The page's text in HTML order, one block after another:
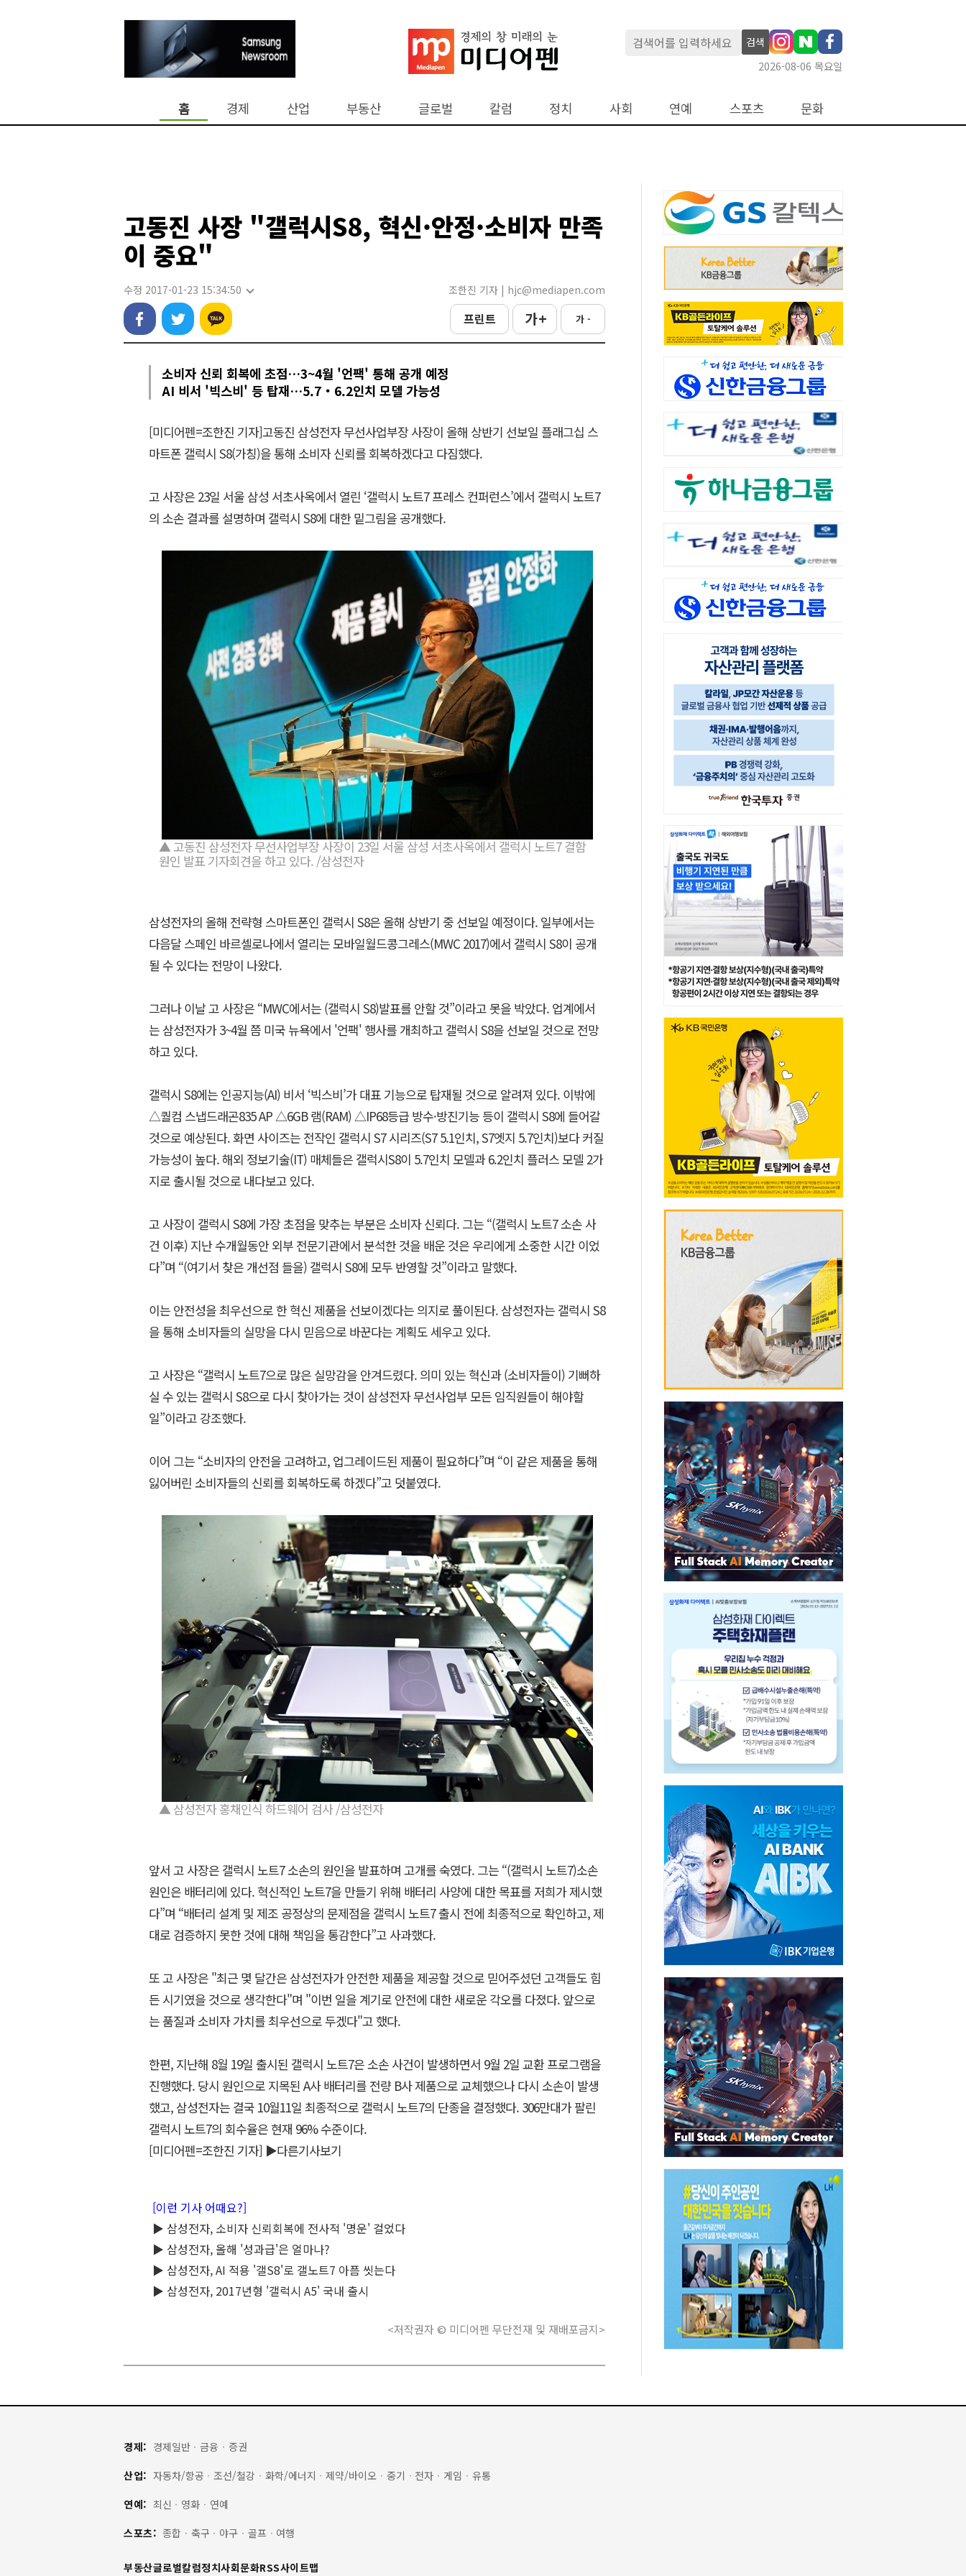
검색
2026-08-06 목요일
홈 경제 산업 부동산 글로벌 칼럼 정치 사회 연예 스포츠 문화
고동진 사장 "갤럭시S8, 혁신·안정·소비자 만족
이 중요"
수정 2017-01-23 15:34:50 조한진 기자 | hjc@mediapen.com
프린트 가 + 가 -
소비자 신뢰 회복에 초점…3~4월 '언팩' 통해 공개 예정
AI 비서 '빅스비' 등 탑재…5.7‧6.2인치 모델 가능성
[미디어펜=조한진 기자]고동진 삼성전자 무선사업부장 사장이 올해 상반기 선보일 플래그십 스
마트폰 갤럭시 S8(가칭)을 통해 소비자 신뢰를 회복하겠다고 다짐했다.
고 사장은 23일 서울 삼성 서초사옥에서 열린 ‘갤럭시 노트7 프레스 컨퍼런스’에서 갤럭시 노트7
의 소손 결과를 설명하며 갤럭시 S8에 대한 밑그림을 공개했다.
▲ 고동진 삼성전자 무선사업부장 사장이 23일 서울 삼성 서초사옥에서 갤럭시 노트7 결함
원인 발표 기자회견을 하고 있다. /삼성전자
삼성전자의 올해 전략형 스마트폰인 갤럭시 S8은 올해 상반기 중 선보일 예정이다. 일부에서는
다음달 스페인 바르셀로나에서 열리는 모바일월드콩그레스(MWC 2017)에서 갤럭시 S8이 공개
될 수 있다는 전망이 나왔다.
그러나 이날 고 사장은 “MWC에서는 (갤럭시 S8)발표를 안할 것”이라고 못을 박았다. 업계에서
는 삼성전자가 3~4월 쯤 미국 뉴욕에서 '언팩' 행사를 개최하고 갤럭시 S8을 선보일 것으로 전망
하고 있다.
갤럭시 S8에는 인공지능(AI) 비서 ‘빅스비’가 대표 기능으로 탑재될 것으로 알려져 있다. 이밖에
△퀄컴 스냅드래곤835 AP △6GB 램(RAM) △IP68등급 방수·방진기능 등이 갤럭시 S8에 들어갈
것으로 예상된다. 화면 사이즈는 전작인 갤럭시 S7 시리즈(S7 5.1인치, S7엣지 5.7인치)보다 커질
가능성이 높다. 해외 정보기술(IT) 매체들은 갤럭시S8이 5.7인치 모델과 6.2인치 플러스 모델 2가
지로 출시될 것으로 내다보고 있다.
고 사장이 갤럭시 S8에 가장 초점을 맞추는 부분은 소비자 신뢰다. 그는 “(갤럭시 노트7 소손 사
건 이후) 지난 수개월동안 외부 전문기관에서 분석한 것을 배운 것은 우리에게 소중한 시간 이었
다”며 “(여기서 찾은 개선점 들을) 갤럭시 S8에 모두 반영할 것”이라고 말했다.
이는 안전성을 최우선으로 한 혁신 제품을 선보이겠다는 의지로 풀이된다. 삼성전자는 갤럭시 S8
을 통해 소비자들의 실망을 다시 믿음으로 바꾼다는 계획도 세우고 있다.
고 사장은 “갤럭시 노트7으로 많은 실망감을 안겨드렸다. 의미 있는 혁신과 (소비자들이) 기뻐하
실 수 있는 갤럭시 S8으로 다시 찾아가는 것이 삼성전자 무선사업부 모든 임직원들이 해야할
일”이라고 강조했다.
이어 그는 “소비자의 안전을 고려하고, 업그레이드된 제품이 필요하다”며 “이 같은 제품을 통해
잃어버린 소비자들의 신뢰를 회복하도록 하겠다”고 덧붙였다.
▲ 삼성전자 홍채인식 하드웨어 검사 /삼성전자
앞서 고 사장은 갤럭시 노트7 소손의 원인을 발표하며 고개를 숙였다. 그는 “(갤럭시 노트7)소손
원인은 배터리에 있다. 혁신적인 노트7을 만들기 위해 배터리 사양에 대한 목표를 저희가 제시했
다”며 “배터리 설계 및 제조 공정상의 문제점을 갤럭시 노트7 출시 전에 최종적으로 확인하고, 제
대로 검증하지 못한 것에 대해 책임을 통감한다”고 사과했다.
또 고 사장은 "최근 몇 달간은 삼성전자가 안전한 제품을 제공할 것으로 믿어주셨던 고객들도 힘
든 시기였을 것으로 생각한다"며 "이번 일을 계기로 안전에 대한 새로운 각오를 다졌다. 앞으로
는 품질과 소비자 가치를 최우선으로 두겠다"고 했다.
한편, 지난해 8월 19일 출시된 갤럭시 노트7은 소손 사건이 발생하면서 9월 2일 교환 프로그램을
진행했다. 당시 원인으로 지목된 A사 배터리를 전량 B사 제품으로 교체했으나 다시 소손이 발생
했고, 삼성전자는 결국 10월11일 최종적으로 갤럭시 노트7의 단종을 결정했다. 306만대가 팔린
갤럭시 노트7의 회수율은 현재 96% 수준이다.
[미디어펜=조한진 기자] ▶다른기사보기
[이런 기사 어때요?]
▶ 삼성전자, 소비자 신뢰회복에 전사적 '명운' 걸었다
▶ 삼성전자, 올해 '성과급'은 얼마나?
▶ 삼성전자, AI 적용 '갤S8'로 갤노트7 아픔 씻는다
▶ 삼성전자, 2017년형 '갤럭시 A5' 국내 출시
<저작권자 © 미디어펜 무단전재 및 재배포금지>
경제: 경제일반 · 금융 · 증권
산업: 자동차/항공 · 조선/철강 · 화학/에너지 · 제약/바이오 · 중기 · 전자 · 게임 · 유통
연예: 최신 · 영화 · 연예
스포츠: 종합 · 축구 · 야구 · 골프 · 여행
부동산글로벌칼럼정치사회문화RSS사이트맵